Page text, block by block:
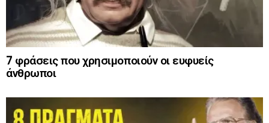
7 φράσεις που χρησιμοποιούν οι ευφυείς
άνθρωποι